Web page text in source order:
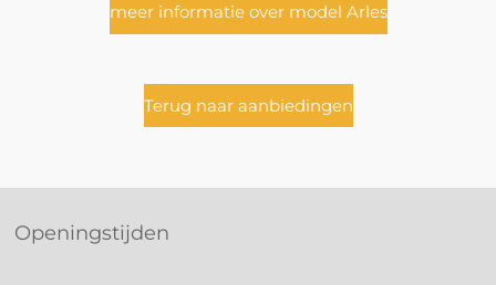
meer informatie over model Arles
Terug naar aanbiedingen
Openingstijden